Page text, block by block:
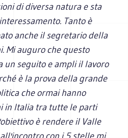
di diversa natura e sta
Tanto è
anche il segretario della
Mi auguro che questo
un seguito e ampli il lavoro
è la prova della grande
che ormai hanno
in Italia tra tutte le parti
è rendere il Valle